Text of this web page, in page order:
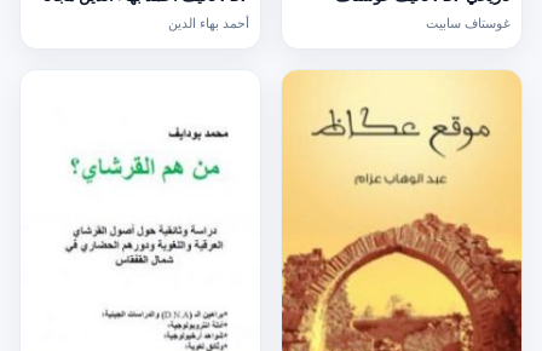
سابيت مجانا [كامل]
غوستاف سابيت
[كامل]
أحمد بهاء الدين